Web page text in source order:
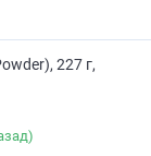
227 г,